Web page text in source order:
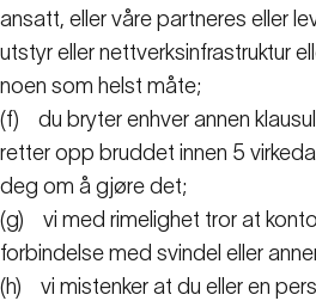
ansatt, eller våre partneres eller
utstyr eller nettverksinfrastruktur
noen som helst måte;
(f)
du bryter enhver annen
retter opp bruddet innen 5
deg om å gjøre det;
(g)
vi med rimelighet tror at
forbindelse med svindel eller
(h)
vi mistenker at du eller en